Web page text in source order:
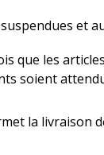
et
que les
soient
la livraison